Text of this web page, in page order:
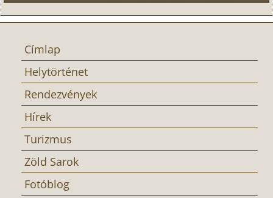
Címlap
Helytörténet
Rendezvények
Hírek
Turizmus
Zöld Sarok
Fotóblog